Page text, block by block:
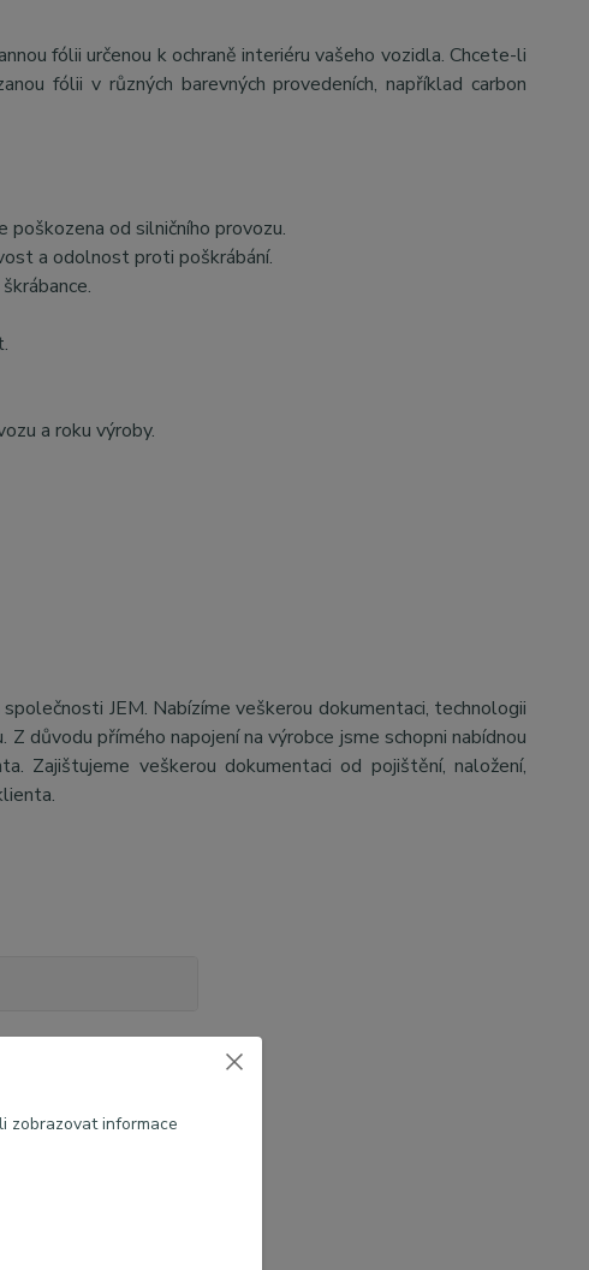
fólii určenou k ochraně interiéru vašeho vozidla. Chcete-li
fólii v různých barevných provedeních, například carbon
poškozena od silničního provozu.
a odolnost proti poškrábání.
a roku výroby.
JEM. Nabízíme veškerou dokumentaci, technologii
důvodu přímého napojení na výrobce jsme schopni nabídnou
Zajištujeme veškerou dokumentaci od pojištění, naložení,
zobrazovat informace